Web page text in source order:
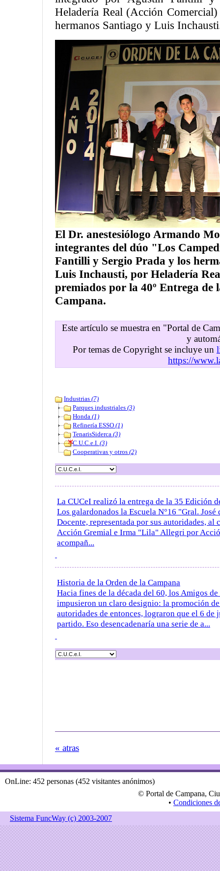
Heladería Real (Acción
hermanos Santiago y Luis
El Dr. anestesiólogo Armando
integrantes del dúo "Los
Fantilli y Sergio Prada y los
Luis Inchausti, por Heladería
premiados por la 40º Entrega de
Campana.
Este artículo se muestra en "Portal de
y
Por temas de Copyright se incluye un
https://
Industrias (7)
Parques industriales (3)
Honda (1)
Refinería ESSO (1)
TenarisSiderca (3)
C.U.C.e.I. (3)
Cooperativas y otros (2)
La CUCeI realizó la entrega de la 35 Edición
Los galardonados la Escuela N°16 "Gral.
Docente, representada por sus autoridades,
Acción Gremial e Irma "Lila" Allegri por
acompañ...
Historia de la Orden de la Campana
Hacia fines de la década del 60, los Amigos
impusieron un claro designio: la promoción de
autoridades de entonces, lograron que el 6
partido. Eso desencadenaría una serie de a...
« atras
OnLine: 452 personas (452 visitantes anónimos)
© Portal de Campana,
• Condiciones
Sistema FuncWay (c) 2003-2007